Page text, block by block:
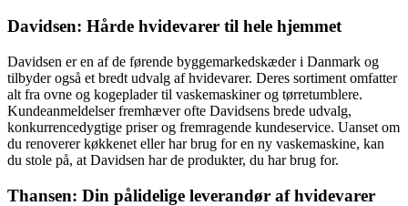
Davidsen: Hårde hvidevarer til hele hjemmet
Davidsen er en af ​​de førende byggemarkedskæder i Danmark og
tilbyder også et bredt udvalg af hvidevarer. Deres sortiment omfatter
alt fra ovne og kogeplader til vaskemaskiner og tørretumblere.
Kundeanmeldelser fremhæver ofte Davidsens brede udvalg,
konkurrencedygtige priser og fremragende kundeservice. Uanset om
du renoverer køkkenet eller har brug for en ny vaskemaskine, kan
du stole på, at Davidsen har de produkter, du har brug for.
Thansen: Din pålidelige leverandør af hvidevarer